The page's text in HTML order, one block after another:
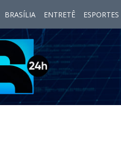
BRASÍLIA ENTRETÊ ESPORTES